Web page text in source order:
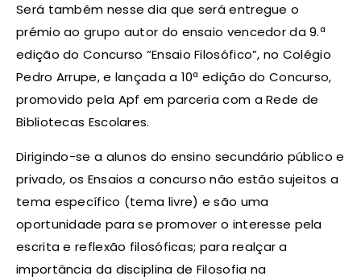
Será também nesse dia que será entregue o
prémio ao grupo autor do ensaio vencedor da 9.ª
edição do Concurso “Ensaio Filosófico”, no Colégio
Pedro Arrupe, e lançada a 10ª edição do Concurso,
promovido pela Apf em parceria com a Rede de
Bibliotecas Escolares.
Dirigindo-se a alunos do ensino secundário público e
privado, os Ensaios a concurso não estão sujeitos a
tema específico (tema livre) e são uma
oportunidade para se promover o interesse pela
escrita e reflexão filosóficas; para realçar a
importância da disciplina de Filosofia na